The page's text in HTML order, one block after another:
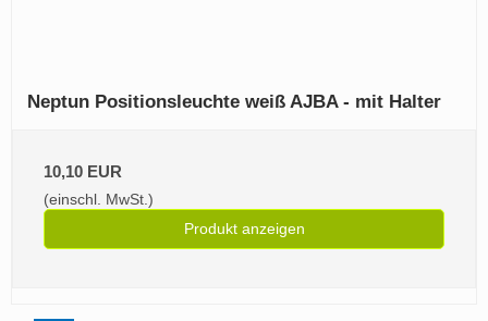
Neptun Positionsleuchte weiß AJBA - mit Halter
10,10 EUR
(einschl. MwSt.)
Produkt anzeigen